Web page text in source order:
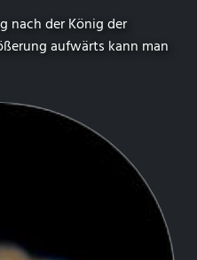
nach der König der
aufwärts kann man